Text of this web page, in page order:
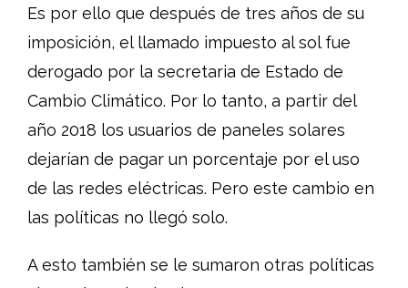
Es por ello que después de tres años de su
imposición, el llamado impuesto al sol fue
derogado por la secretaria de Estado de
Cambio Climático. Por lo tanto, a partir del
año 2018 los usuarios de paneles solares
dejarían de pagar un porcentaje por el uso
de las redes eléctricas. Pero este cambio en
las políticas no llegó solo.
A esto también se le sumaron otras políticas